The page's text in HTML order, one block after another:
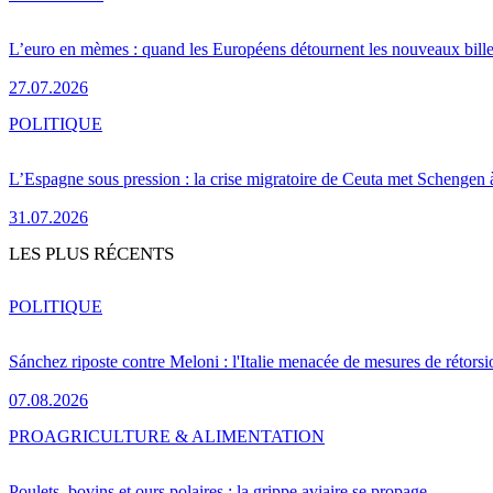
L’euro en mèmes : quand les Européens détournent les nouveaux
27.07.2026
L’Espagne sous pression : la crise migratoire de Ceuta met Schengen
31.07.2026
POLITIQUE
LES PLUS RÉCENTS
Sánchez riposte contre Meloni : l'Italie menacée de mesures de
07.08.2026
POLITIQUE
PROAGRICULTURE & ALIMENTATION